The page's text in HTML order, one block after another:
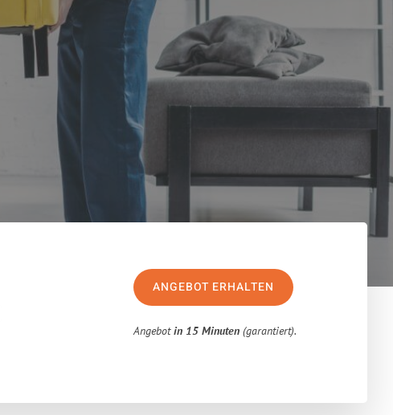
ANGEBOT ERHALTEN
Angebotin 15 Minuten (garantiert).